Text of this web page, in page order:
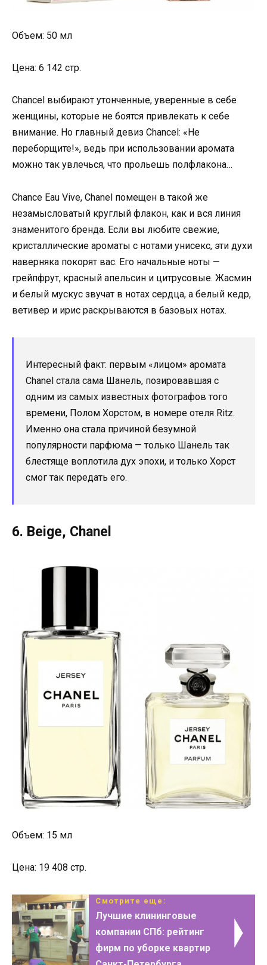
Объем: 50 мл
Цена: 6 142 стр.
Chancel выбирают утонченные, уверенные в себе
женщины, которые не боятся привлекать к себе
внимание. Но главный девиз Chancel: «Не
переборщите!», ведь при использовании аромата
можно так увлечься, что прольешь полфлакона…
Chance Eau Vive, Chanel помещен в такой же
незамысловатый круглый флакон, как и вся линия
знаменитого бренда. Если вы любите свежие,
кристаллические ароматы с нотами унисекс, эти духи
наверняка покорят вас. Его начальные ноты —
грейпфрут, красный апельсин и цитрусовые. Жасмин
и белый мускус звучат в нотах сердца, а белый кедр,
ветивер и ирис раскрываются в базовых нотах.
Интересный факт: первым «лицом» аромата
Chanel стала сама Шанель, позировавшая с
одним из самых известных фотографов того
времени, Полом Хорстом, в номере отеля Ritz.
Именно она стала причиной безумной
популярности парфюма — только Шанель так
блестяще воплотила дух эпохи, и только Хорст
смог так передать его.
6. Beige, Chanel
Объем: 15 мл
Цена: 19 408 стр.
Смотрите еще:
Лучшие клининговые
компании СПб: рейтинг
фирм по уборке квартир